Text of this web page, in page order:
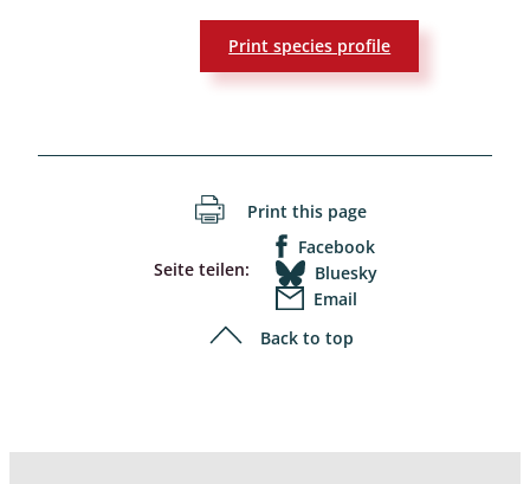
Print species profile
Print this page
Seite teilen:
Facebook
Bluesky
Email
Back to top